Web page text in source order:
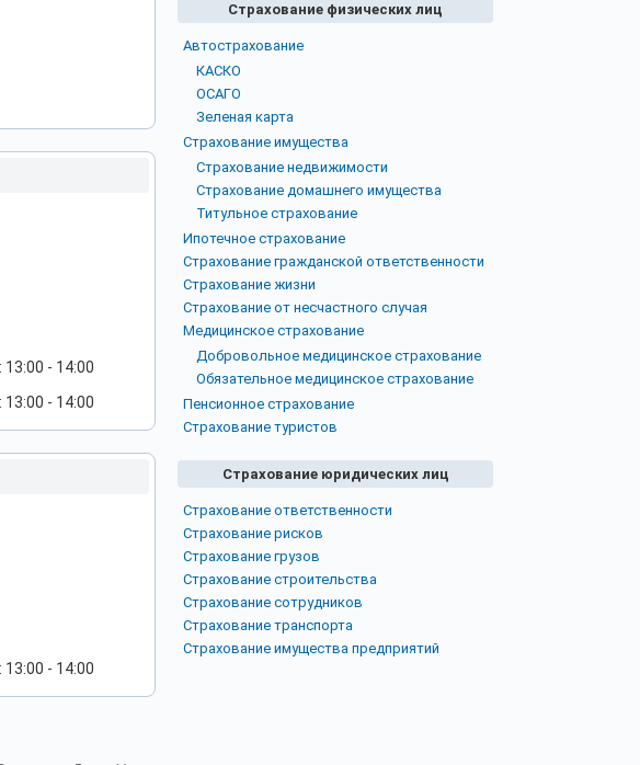
- 14:00
- 14:00
- 14:00
Страхование физических лиц
Автострахование
КАСКО
ОСАГО
Зеленая карта
Страхование имущества
Страхование недвижимости
Страхование домашнего имущества
Титульное страхование
Ипотечное страхование
Страхование гражданской ответственности
Страхование жизни
Страхование от несчастного случая
Медицинское страхование
Добровольное медицинское страхование
Обязательное медицинское страхование
Пенсионное страхование
Страхование туристов
Страхование юридических лиц
Страхование ответственности
Страхование рисков
Страхование грузов
Страхование строительства
Страхование сотрудников
Страхование транспорта
Страхование имущества предприятий